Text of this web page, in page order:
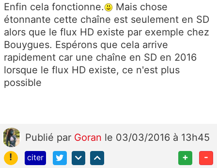
Enfin cela fonctionne.
Mais chose
étonnante cette chaîne est seulement en SD
alors que le flux HD existe par exemple chez
Bouygues. Espérons que cela arrive
rapidement car une chaîne en SD en 2016
lorsque le flux HD existe, ce n'est plus
possible
Publié par Goran le 03/03/2016 à 13h45
!
citer + -